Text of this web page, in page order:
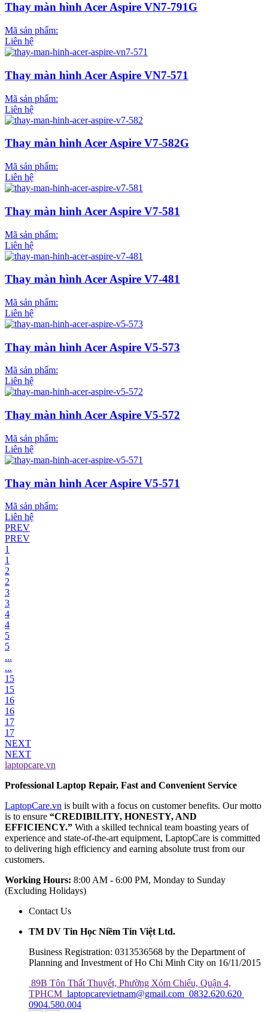
Thay màn hình Acer Aspire VN7-791G
Mã sản phẩm:
Liên hệ
Thay màn hình Acer Aspire VN7-571
Mã sản phẩm:
Liên hệ
Thay màn hình Acer Aspire V7-582G
Mã sản phẩm:
Liên hệ
Thay màn hình Acer Aspire V7-581
Mã sản phẩm:
Liên hệ
Thay màn hình Acer Aspire V7-481
Mã sản phẩm:
Liên hệ
Thay màn hình Acer Aspire V5-573
Mã sản phẩm:
Liên hệ
Thay màn hình Acer Aspire V5-572
Mã sản phẩm:
Liên hệ
Thay màn hình Acer Aspire V5-571
Mã sản phẩm:
Liên hệ
PREV
PREV
1
1
2
2
3
3
4
4
5
5
...
...
15
15
16
16
17
17
NEXT
NEXT
laptopcare.vn
Professional Laptop Repair, Fast and Convenient Service
LaptopCare.vn is built with a focus on customer benefits. Our motto
is to ensure “CREDIBILITY, HONESTY, AND
EFFICIENCY.” With a skilled technical team boasting years of
experience and state-of-the-art equipment, LaptopCare is committed
to delivering high efficiency and earning absolute trust from our
customers.
Working Hours: 8:00 AM - 6:00 PM, Monday to Sunday
(Excluding Holidays)
Contact Us
TM DV Tin Học Niềm Tin Việt Ltd.
Business Registration: 0313536568 by the Department of
Planning and Investment of Ho Chi Minh City on 16/11/2015
89B Tôn Thất Thuyết, Phường Xóm Chiếu, Quận 4,
TPHCM laptopcarevietnam@gmail.com 0832.620.620
0904.580.004